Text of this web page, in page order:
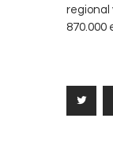
regional
870.000